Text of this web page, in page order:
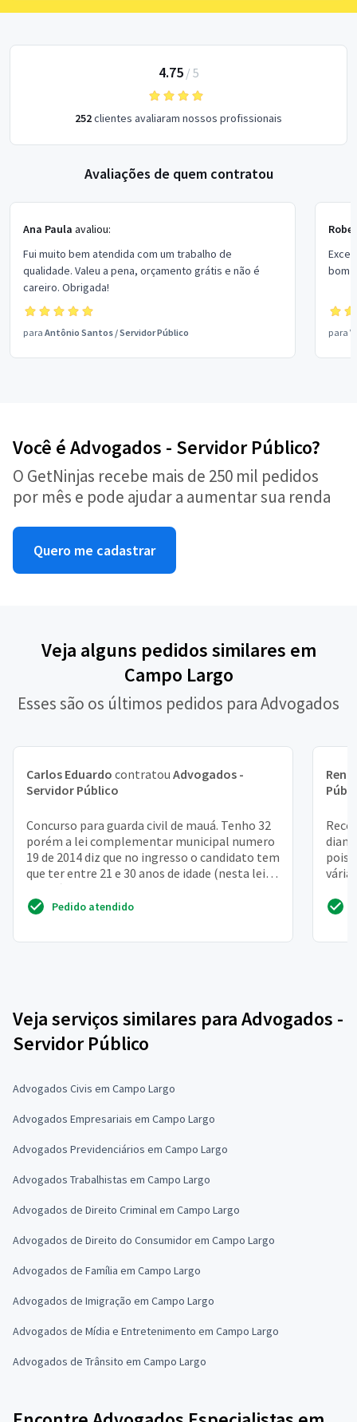
4.75/ 5
252clientes avaliaram nossos profissionais
Avaliações de quem contratou
Ana Paula avaliou:
Fui muito bem atendida com um trabalho de
qualidade. Valeu a pena, orçamento grátis e não é
careiro. Obrigada!
para Antônio Santos /Servidor Público
bom
para
Você é Advogados - Servidor Público?
O GetNinjas recebe mais de 250 mil pedidos
por mês e pode ajudar a aumentar sua renda
Quero me cadastrar
Veja alguns pedidos similares em
Campo Largo
Esses são os últimos pedidos para Advogados
Carlos Eduardo contratou Advogados -
Servidor Público
Concurso para guarda civil de mauá. Tenho 32
porém a lei complementar municipal numero
19 de 2014 diz que no ingresso o candidato tem
que ter entre 21 e 30 anos de idade (nesta lei
não há...
Pedido atendido
pois
Veja serviços similares para Advogados -
Servidor Público
Advogados Civis em Campo Largo
Advogados Empresariais em Campo Largo
Advogados Previdenciários em Campo Largo
Advogados Trabalhistas em Campo Largo
Advogados de Direito Criminal em Campo Largo
Advogados de Direito do Consumidor em Campo Largo
Advogados de Família em Campo Largo
Advogados de Imigração em Campo Largo
Advogados de Mídia e Entretenimento em Campo Largo
Advogados de Trânsito em Campo Largo